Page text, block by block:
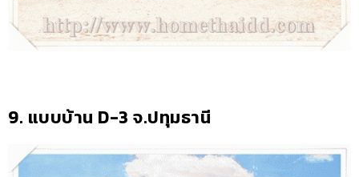
9. แบบบ้าน D-3 จ.ปทุมธานี